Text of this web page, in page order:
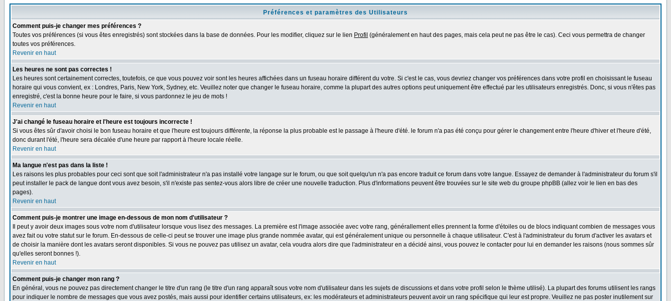
Préférences et paramètres des Utilisateurs
Comment puis-je changer mes préférences ?
Toutes vos préférences (si vous êtes enregistrés) sont stockées dans la base de données. Pour les modifier, cliquez sur le lien Profil (généralement en haut des pages, mais cela peut ne pas être le cas). Ceci vous permettra de changer
toutes vos préférences.
Revenir en haut
Les heures ne sont pas correctes !
Les heures sont certainement correctes, toutefois, ce que vous pouvez voir sont les heures affichées dans un fuseau horaire différent du votre. Si c'est le cas, vous devriez changer vos préférences dans votre profil en choisissant le fuseau
horaire qui vous convient, ex : Londres, Paris, New York, Sydney, etc. Veuillez noter que changer le fuseau horaire, comme la plupart des autres options peut uniquement être effectué par les utilisateurs enregistrés. Donc, si vous n'êtes pas
enregistré, c'est la bonne heure pour le faire, si vous pardonnez le jeu de mots !
Revenir en haut
J'ai changé le fuseau horaire et l'heure est toujours incorrecte !
Si vous êtes sûr d'avoir choisi le bon fuseau horaire et que l'heure est toujours différente, la réponse la plus probable est le passage à l'heure d'été. le forum n'a pas été conçu pour gérer le changement entre l'heure d'hiver et l'heure d'été,
donc durant l'été, l'heure sera décalée d'une heure par rapport à l'heure locale réelle.
Revenir en haut
Ma langue n'est pas dans la liste !
Les raisons les plus probables pour ceci sont que soit l'administrateur n'a pas installé votre langage sur le forum, ou que soit quelqu'un n'a pas encore traduit ce forum dans votre langue. Essayez de demander à l'administrateur du forum s'il
peut installer le pack de langue dont vous avez besoin, s'il n'existe pas sentez-vous alors libre de créer une nouvelle traduction. Plus d'informations peuvent être trouvées sur le site web du groupe phpBB (allez voir le lien en bas des
pages).
Revenir en haut
Comment puis-je montrer une image en-dessous de mon nom d'utilisateur ?
Il peut y avoir deux images sous votre nom d'utilisateur lorsque vous lisez des messages. La première est l'image associée avec votre rang, générallement elles prennent la forme d'étoiles ou de blocs indiquant combien de messages vous
avez fait ou votre statut sur le forum. En-dessous de celle-ci peut se trouver une image plus grande nommée avatar, qui est généralement unique ou personnelle à chaque utilisateur. C'est à l'administrateur du forum d'activer les avatars et
de choisir la manière dont les avatars seront disponibles. Si vous ne pouvez pas utilisez un avatar, cela voudra alors dire que l'administrateur en a décidé ainsi, vous pouvez le contacter pour lui en demander les raisons (nous sommes sûr
qu'elles seront bonnes !).
Revenir en haut
Comment puis-je changer mon rang ?
En général, vous ne pouvez pas directement changer le titre d'un rang (le titre d'un rang apparaît sous votre nom d'utilisateur dans les sujets de discussions et dans votre profil selon le thème utilisé). La plupart des forums utilisent les rangs
pour indiquer le nombre de messages que vous avez postés, mais aussi pour identifier certains utilisateurs, ex: les modérateurs et administrateurs peuvent avoir un rang spécifique qui leur est propre. Veuillez ne pas poster inutilement sur